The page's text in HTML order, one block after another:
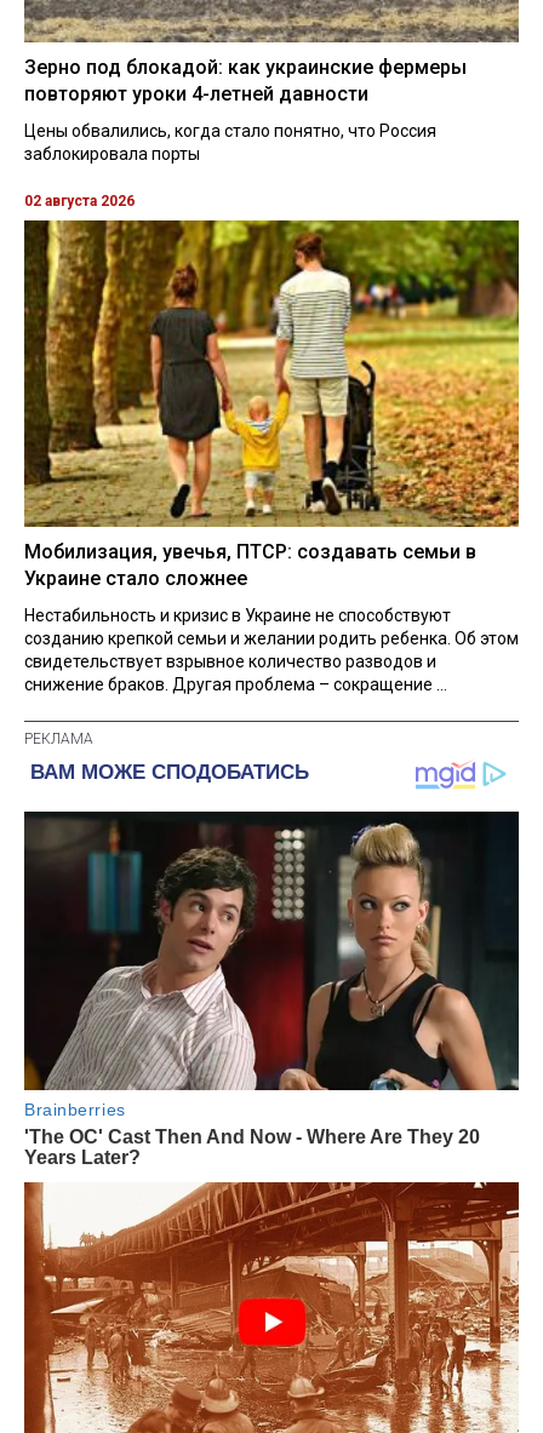
Зерно под блокадой: как украинские фермеры
повторяют уроки 4-летней давности
Цены обвалились, когда стало понятно, что Россия
заблокировала порты
02 августа 2026
Мобилизация, увечья, ПТСР: создавать семьи в
Украине стало сложнее
Нестабильность и кризис в Украине не способствуют
созданию крепкой семьи и желании родить ребенка. Об этом
свидетельствует взрывное количество разводов и
снижение браков. Другая проблема – сокращение ...